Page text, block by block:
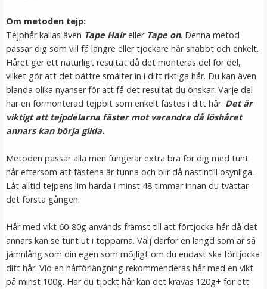
LÄGG I VARUKORG
Om metoden tejp:
Tejphår kallas även Tape Haireller Tape on. Denna metod
passar dig som vill få längre eller tjockare hår snabbt och enkelt.
Håret ger ett naturligt resultat då det monteras del för del,
vilket gör att det bättre smälter in i ditt riktiga hår. Du kan även
blanda olika nyanser för att få det resultat du önskar. Varje del
har en förmonterad tejpbit som enkelt fästes i ditt hår. Det är
viktigt att tejpdelarna fäster mot varandra då löshåret
annars kan börja glida.
Metoden passar alla men fungerar extra bra för dig med tunt
hår eftersom att fästena är tunna och blir då nästintill osynliga.
Låt alltid tejpens lim härda i minst 48 timmar innan du tvättar
det första gången.
Hår med vikt 60-80g används främst till att förtjocka hår då det
annars kan se tunt ut i topparna. Välj därför en längd som är så
jämnlång som din egen som möjligt om du endast ska förtjocka
ditt hår. Vid en hårförlängning rekommenderas hår med en vikt
på minst 100g. Har du tjockt hår kan det krävas 120g+ för ett